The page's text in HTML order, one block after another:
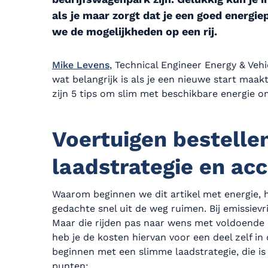
als je maar zorgt dat je een goed
we de mogelijkheden op een rij.
Mike Levens, Technical Engineer Energy &
wat belangrijk is als je een nieuwe start
zijn 5 tips om slim met beschikbare energie
Voertuigen
laadstrategie en
Waarom beginnen we dit artikel met
gedachte snel uit de weg ruimen. Bij
Maar die rijden pas naar wens met
heb je de kosten hiervan voor een deel zelf
beginnen met een slimme laadstrategie, die